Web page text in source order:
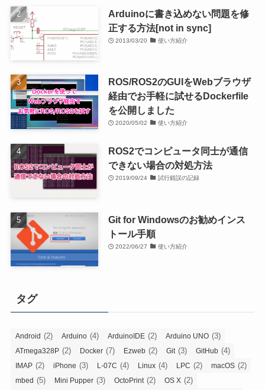
Arduinoに書き込めない問題を修
正する方法[not in sync]
2013/03/20 使い方紹介
ROS/ROS2のGUIをWebブラウザ
経由でお手軽に試せるDockerfile
を公開しました
2020/05/02 使い方紹介
ROS2でコンピュータ同士が通信
できない場合の対処方法
2019/09/24 試行錯誤の記録
Git for Windowsのお勧めインス
トール手順
2022/06/27 使い方紹介
タグ
Android (2) Arduino (4) ArduinoIDE (2) Arduino UNO (3)
ATmega328P (2) Docker (7) Ezweb (2) Git(3) GitHub (4)
IMAP (2) iPhone (3) L-07C (4) Linux (4) LPC (2) macOS (2)
mbed (5) Mini Pupper (3) OctoPrint(2) OS X (2)